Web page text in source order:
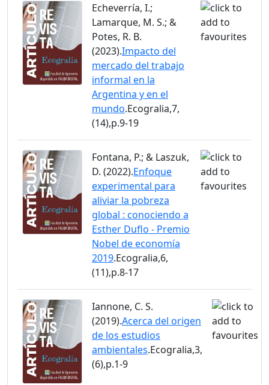
Echeverría, I.;
Lamarque, M. S.; &
Potes, R. B.
(2023).Impacto del
mercado del trabajo
informal en la
Argentina y en el
mundo.Ecogralia,7,
(14),p.9-19
Fontana, P.; & Laszuk,
D. (2022).Enfoque
experimental para
aliviar la pobreza
global : conociendo a
Esther Duflo - Premio
Nobel de economía
2019.Ecogralia,6,
(11),p.8-17
Iannone, C. S.
(2019).Acerca del origen
de los estudios
ambientales.Ecogralia,3,
(6),p.1-9